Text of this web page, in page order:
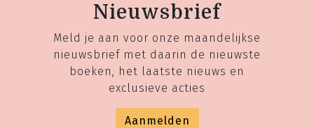
Nieuwsbrief
Meld je aan voor onze maandelijkse
nieuwsbrief met daarin de nieuwste
boeken, het laatste nieuws en
exclusieve acties
Aanmelden